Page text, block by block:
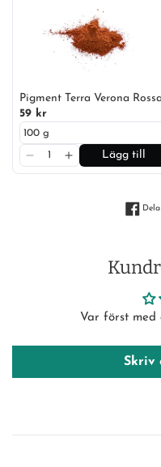
Pigment Terra Verona Rossa
59 kr
Lägg till
Dela
Var först med
Skriv